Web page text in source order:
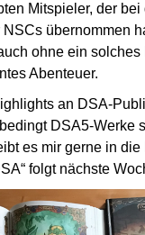
Mitspieler, der bei
übernommen
ohne ein solches
Abenteuer.
an DSA-
DSA5-Werke
es mir gerne in die
folgt nächste